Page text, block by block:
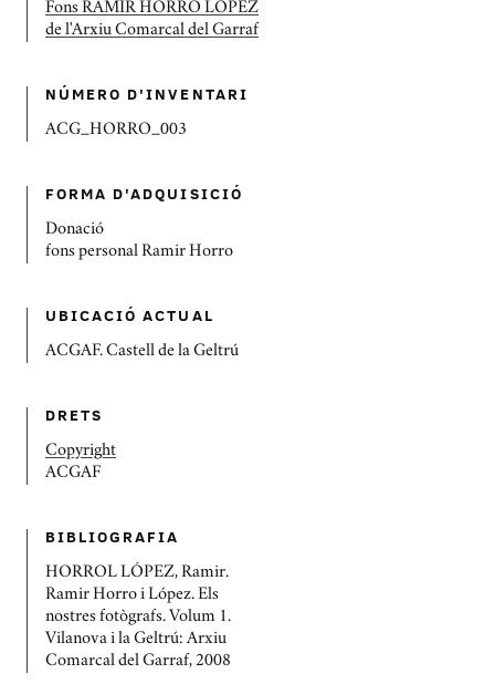
Fons RAMIR HORRO LOPEZ
de l'Arxiu Comarcal del Garraf
NÚMERO D'INVENTARI
ACG_HORRO_003
FORMA D'ADQUISICIÓ
Donació
fons personal Ramir Horro
UBICACIÓ ACTUAL
ACGAF. Castell de la Geltrú
DRETS
Copyright
ACGAF
BIBLIOGRAFIA
HORROL LÓPEZ, Ramir.
Ramir Horro i López. Els
nostres fotògrafs. Volum 1.
Vilanova i la Geltrú: Arxiu
Comarcal del Garraf, 2008